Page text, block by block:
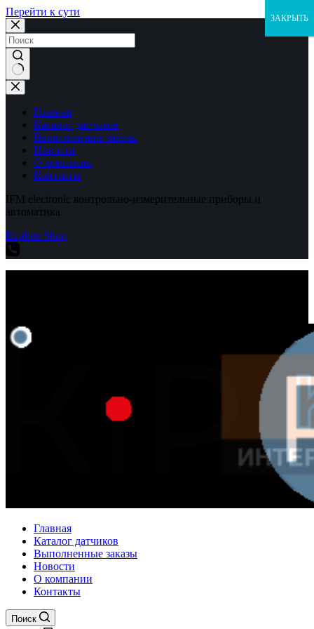
Перейти к сути
Ничего
не
найденоГлавная
Каталог датчиков
Выполненные заказы
Новости
О компании
Контакты
IFM electronic контрольно-измерительные приборы и
автоматика
Explore Shop
Главная
Каталог датчиков
Выполненные заказы
Новости
О компании
Контакты
Поиск
ЗАКРЫТЬ